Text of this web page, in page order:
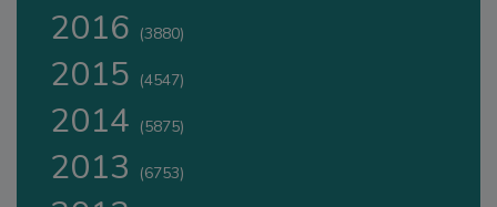
2016 (3880)
2015 (4547)
2014 (5875)
2013 (6753)